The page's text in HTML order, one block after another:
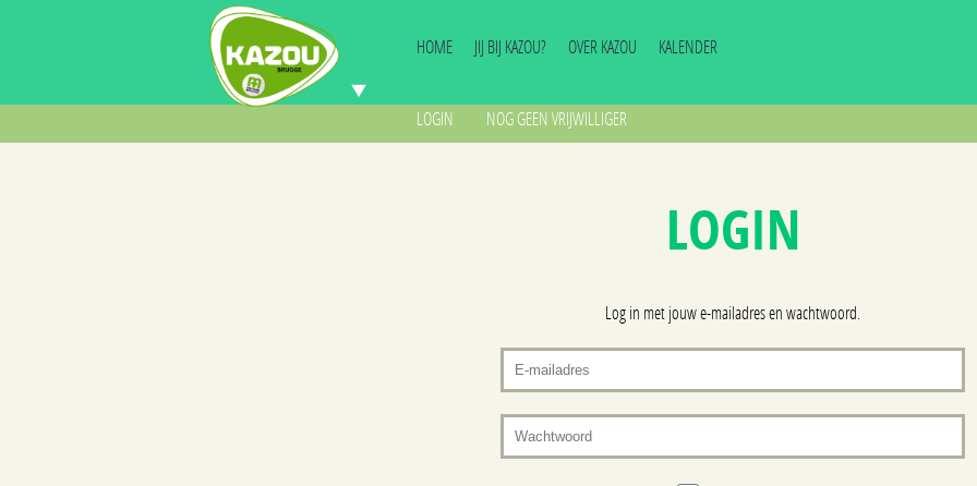
HOME JIJ BIJ KAZOU? OVER KAZOU KALENDER
LOGIN NOG GEEN VRIJWILLIGER
LOGIN
Log in met jouw e-mailadres en wachtwoord.